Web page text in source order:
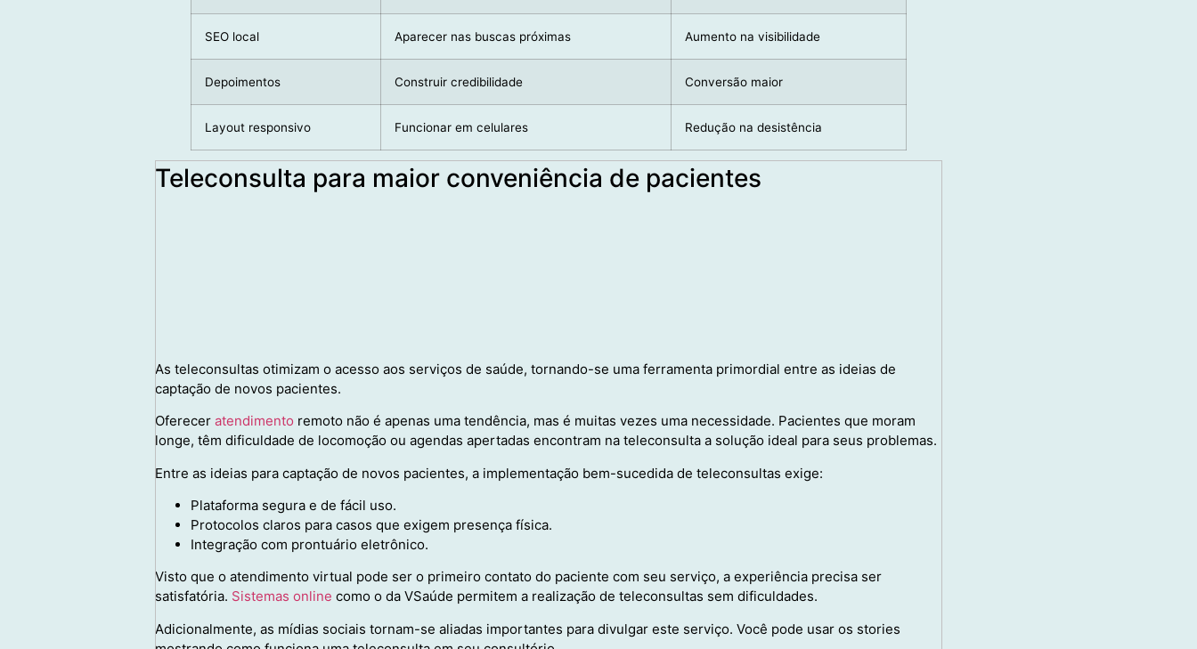
SEO local Aparecer nas buscas próximas Aumento na visibilidade
Depoimentos Construir credibilidade Conversão maior
Layout responsivo Funcionar em celulares Redução na desistência
Teleconsulta para maior conveniência de pacientes
As teleconsultas otimizam o acesso aos serviços de saúde, tornando-se uma ferramenta primordial entre as ideias de
captação de novos pacientes.
Oferecer atendimento remoto não é apenas uma tendência, mas é muitas vezes uma necessidade. Pacientes que moram
longe, têm dificuldade de locomoção ou agendas apertadas encontram na teleconsulta a solução ideal para seus problemas.
Entre as ideias para captação de novos pacientes, a implementação bem-sucedida de teleconsultas exige:
Plataforma segura e de fácil uso.
Protocolos claros para casos que exigem presença física.
Integração com prontuário eletrônico.
Visto que o atendimento virtual pode ser o primeiro contato do paciente com seu serviço, a experiência precisa ser
satisfatória. Sistemas online como o da VSaúde permitem a realização de teleconsultas sem dificuldades.
Adicionalmente, as mídias sociais tornam-se aliadas importantes para divulgar este serviço. Você pode usar os stories